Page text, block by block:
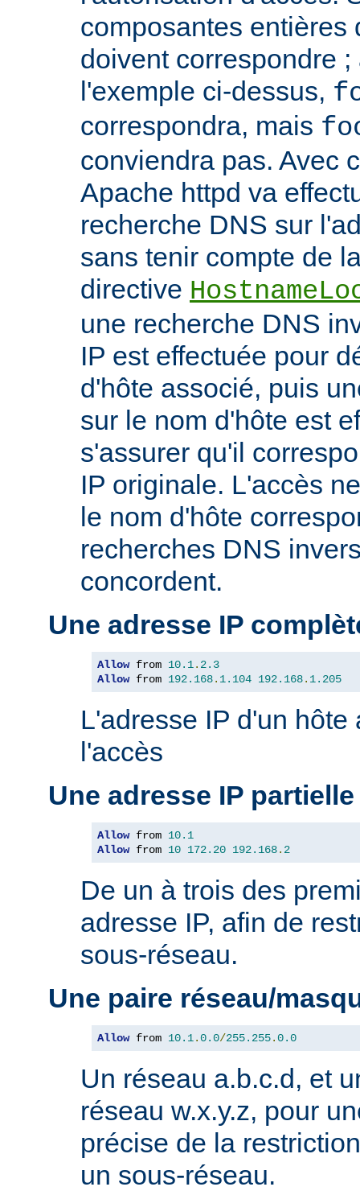
composantes entières
doivent correspondre
l'exemple ci-dessus,
correspondra, mais
conviendra pas. Avec
Apache httpd va
recherche DNS sur
sans tenir compte de
directive
une recherche DNS
IP est effectuée pour
d'hôte associé, puis
sur le nom d'hôte est
s'assurer qu'il
IP originale. L'accès
le nom d'hôte
recherches DNS
concordent.
Une adresse IP
Allow from 10.1. 2.3
Allow from 192.168. 1.104 192.168. 1.205
L'adresse IP d'un
l'accès
Une adresse IP partielle
Allow from 10.1
Allow from 10 172.20 192.168. 2
De un à trois des
adresse IP, afin de
sous-réseau.
Une paire réseau/
Allow from 10.1.0.0/255.255.0.0
Un réseau a.b.c.d, et
réseau w.x.y.z, pour
précise de la
un sous-réseau.